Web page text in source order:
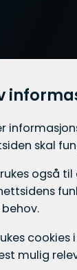
skal
også
cookies
mulig